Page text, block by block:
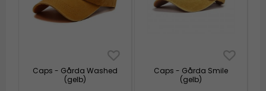
Caps - Gårda Washed
(gelb)
Caps - Gårda Smile
(gelb)